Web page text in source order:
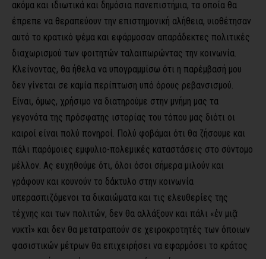
ακόμα και ιδιωτικά και δημόσια πανεπιστήμια, τα οποία θα
έπρεπε να θεραπεύουν την επιστημονική αλήθεια, υιοθέτησαν
αυτό το κρατικό ψέμα και εφάρμοσαν απαράδεκτες πολιτικές
διαχωρισμού των φοιτητών ταλαιπωρώντας την κοινωνία.
Κλείνοντας, θα ήθελα να υπογραμμίσω ότι η παρέμβασή μου
δεν γίνεται σε καμία περίπτωση υπό όρους ρεβανσισμού.
Είναι, όμως, χρήσιμο να διατηρούμε στην μνήμη μας τα
γεγονότα της πρόσφατης ιστορίας του τόπου μας διότι οι
καιροί είναι πολύ πονηροί. Πολύ φοβάμαι ότι θα ζήσουμε και
πάλι παρόμοιες εμφυλιο-πολεμικές καταστάσεις στο σύντομο
μέλλον. Ας ευχηθούμε ότι, όλοι όσοι σήμερα μιλούν και
γράφουν και κουνούν το δάκτυλο στην κοινωνία
υπερασπιζόμενοι τα δικαιώματα και τις ελευθερίες της
τέχνης και των πολιτών, δεν θα αλλάξουν και πάλι «ἐν μιᾷ
νυκτὶ» και δεν θα μετατραπούν σε χειροκροτητές των όποιων
φασιστικών μέτρων θα επιχειρήσει να εφαρμόσει το κράτος